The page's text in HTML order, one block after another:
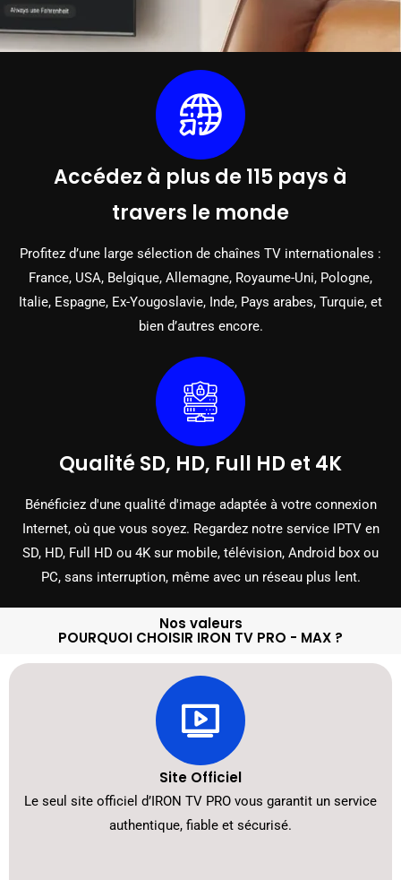
Accédez à plus de 115 pays à
travers le monde
Profitez d’une large sélection de chaînes TV internationales :
France, USA, Belgique, Allemagne, Royaume-Uni, Pologne,
Italie, Espagne, Ex-Yougoslavie, Inde, Pays arabes, Turquie, et
bien d’autres encore.
Qualité SD, HD, Full HD et 4K
Bénéficiez d'une qualité d'image adaptée à votre connexion
Internet, où que vous soyez. Regardez notre service IPTV en
SD, HD, Full HD ou 4K sur mobile, télévision, Android box ou
PC, sans interruption, même avec un réseau plus lent.
Nos valeurs
POURQUOI CHOISIR IRON TV PRO - MAX ?
Site Officiel
Le seul site officiel d’IRON TV PRO vous garantit un service
authentique, fiable et sécurisé.